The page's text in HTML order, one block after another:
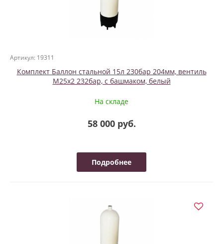
Артикул: 19311
Комплект Баллон стальной 15л 230бар 204мм, вентиль
М25х2 232бар, с башмаком, белый
На складе
58 000 руб.
Подробнее